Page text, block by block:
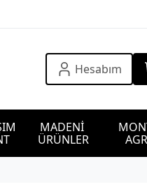
Hesabım
MADENİ
ÜRÜNLER